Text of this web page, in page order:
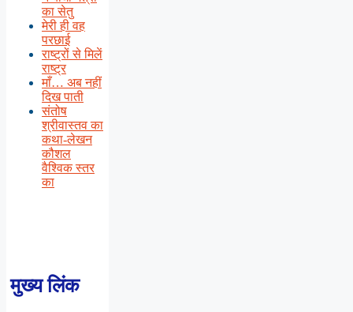
का सेतु
मेरी ही वह
परछाई
राष्ट्रों से मिलें
राष्ट्र
माँ… अब नहीं
दिख पाती
संतोष
श्रीवास्तव का
कथा-लेखन
कौशल
वैश्विक स्तर
का
मुख्य लिंक